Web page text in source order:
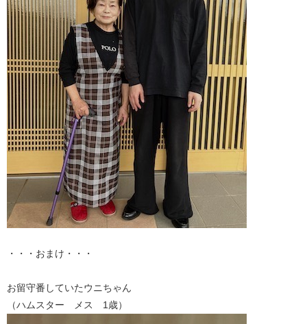
・・・おまけ・・・
お留守番していたウニちゃん
（ハムスター メス 1歳）